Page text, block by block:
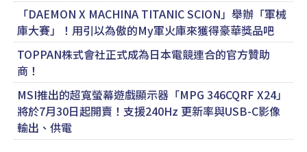
「DAEMON X MACHINA TITANIC SCION」舉辦「軍械
庫大賽」！用引以為傲的My軍火庫來獲得豪華獎品吧
TOPPAN株式會社正式成為日本電競連合的官方贊助
商！
MSI推出的超寬螢幕遊戲顯示器「MPG 346CQRF X24」
將於7月30日起開賣！支援240Hz 更新率與USB-C影像
輸出、供電